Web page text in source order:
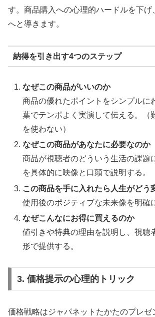
す。商品購入への心理的ハードルを下げ
へと導きます。
納得を引き出す4つのステップ
なぜこの商品がいいのか
商品の優れたポイントをシンプルに
葉でテンポよく実演して伝える。（
を使わない）
なぜこの商品があなたに必要なのか
商品が視聴者のどういう生活の課題
を具体的に映像と口頭で説明する。
この商品を手に入れたら人生がどう
使用後のポジティブな未来像を明確
なぜこんなにお得に買えるのか
値引きや特典の理由を説明し、視聴
形で提供する。
3. 価格提示の心理的トリック
価格戦略はジャパネットたかたのプレゼ